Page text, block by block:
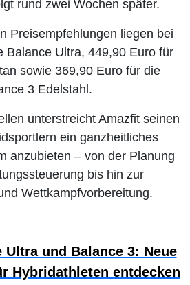
rund zwei Wochen später.
Preisempfehlungen liegen bei
Balance Ultra, 449,90 Euro für
sowie 369,90 Euro für die
3 Edelstahl.
unterstreicht Amazfit seinen
ein ganzheitliches
anzubieten – von der Planung
bis hin zur
Wettkampfvorbereitung.
Ultra und Balance 3: Neue
Hybridathleten entdecken